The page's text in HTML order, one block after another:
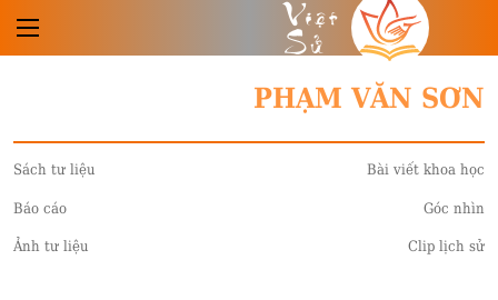
Việt
Sử
PHẠM VĂN SƠN
Sách tư liệu Bài viết khoa học
Báo cáo Góc nhìn
Ảnh tư liệu Clip lịch sử